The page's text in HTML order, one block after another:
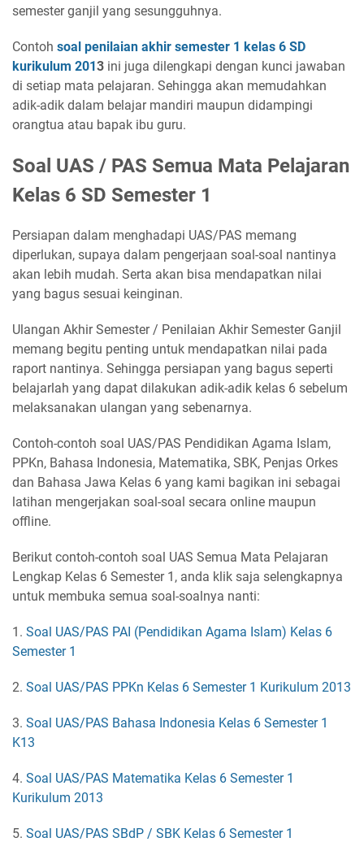
semester ganjil yang sesungguhnya.
Contoh soal penilaian akhir semester 1 kelas 6 SD
kurikulum 2013 ini juga dilengkapi dengan kunci jawaban
di setiap mata pelajaran. Sehingga akan memudahkan
adik-adik dalam belajar mandiri maupun didampingi
orangtua atau bapak ibu guru.
Soal UAS / PAS Semua Mata Pelajaran
Kelas 6 SD Semester 1
Persiapan dalam menghadapi UAS/PAS memang
diperlukan, supaya dalam pengerjaan soal-soal nantinya
akan lebih mudah. Serta akan bisa mendapatkan nilai
yang bagus sesuai keinginan.
Ulangan Akhir Semester / Penilaian Akhir Semester Ganjil
memang begitu penting untuk mendapatkan nilai pada
raport nantinya. Sehingga persiapan yang bagus seperti
belajarlah yang dapat dilakukan adik-adik kelas 6 sebelum
melaksanakan ulangan yang sebenarnya.
Contoh-contoh soal UAS/PAS Pendidikan Agama Islam,
PPKn, Bahasa Indonesia, Matematika, SBK, Penjas Orkes
dan Bahasa Jawa Kelas 6 yang kami bagikan ini sebagai
latihan mengerjakan soal-soal secara online maupun
offline.
Berikut contoh-contoh soal UAS Semua Mata Pelajaran
Lengkap Kelas 6 Semester 1, anda klik saja selengkapnya
untuk membuka semua soal-soalnya nanti:
1. Soal UAS/PAS PAI (Pendidikan Agama Islam) Kelas 6
Semester 1
2. Soal UAS/PAS PPKn Kelas 6 Semester 1 Kurikulum 2013
3. Soal UAS/PAS Bahasa Indonesia Kelas 6 Semester 1
K13
4. Soal UAS/PAS Matematika Kelas 6 Semester 1
Kurikulum 2013
5. Soal UAS/PAS SBdP / SBK Kelas 6 Semester 1